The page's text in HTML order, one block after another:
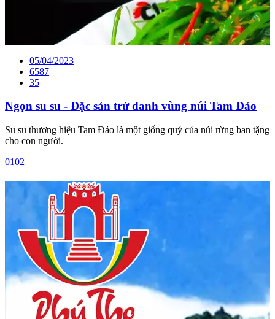
05/04/2023
6587
35
Ngọn su su - Đặc sản trứ danh vùng núi Tam Đảo
Su su thương hiệu Tam Đảo là một giống quý của núi rừng ban tặng
cho con người.
0102